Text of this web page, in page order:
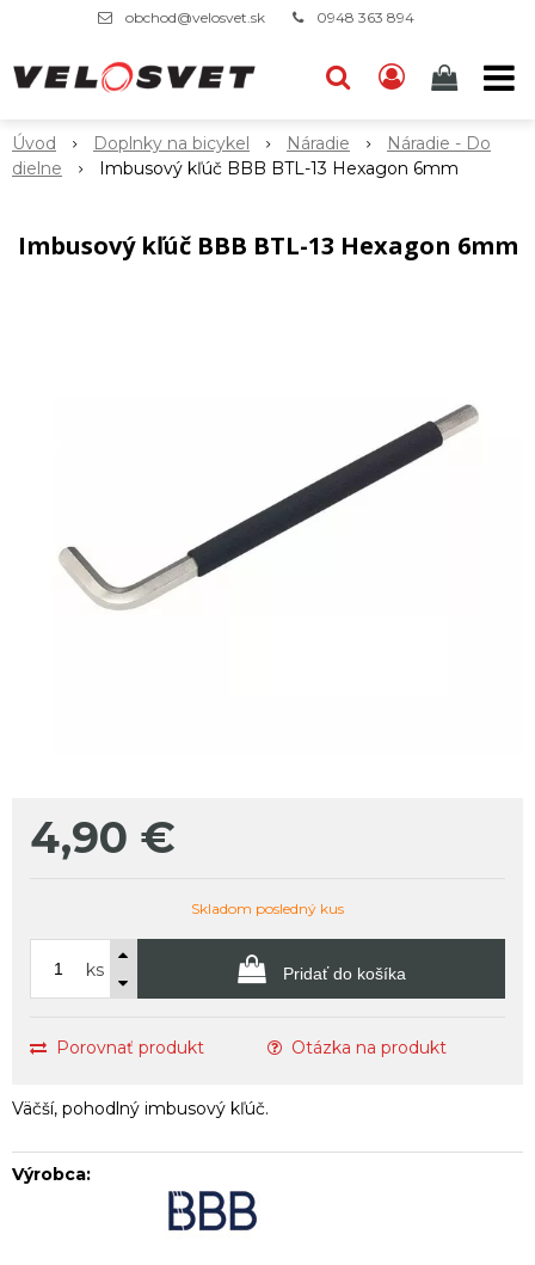
obchod@velosvet.sk 0948 363 894
Úvod Doplnky na bicykel Náradie
Náradie - Do
dielne
Imbusový kľúč BBB BTL-13 Hexagon 6mm
Imbusový kľúč BBB BTL-13 Hexagon 6mm
4,90 €
Skladom posledný kus
ks Pridať do košíka
Porovnať produkt Otázka na produkt
Väčší, pohodlný imbusový kľúč.
Výrobca: